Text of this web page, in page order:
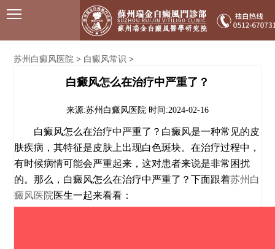
苏州白癜风医院 > 白癜风常识 >
白癜风怎么在治疗中严重了？
来源:苏州白癜风医院 时间:2024-02-16
白癜风怎么在治疗中严重了？白癜风是一种常见的皮
肤疾病，其特征是皮肤上出现白色斑块。在治疗过程中，
有时候病情可能会严重起来，这对患者来说是非常困扰
的。那么，白癜风怎么在治疗中严重了？下面跟着苏州白
癜风医院医生一起来看看：